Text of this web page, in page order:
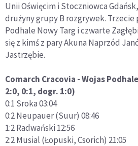
Unii Oświęcim i Stoczniowca
drużyny grupy B rozgrywek. Trzecie
Podhale Nowy Targ i czwarte
się z kimś z pary Akuna Naprzód
Jastrzębie.
Comarch Cracovia - Wojas
2:0, 0:1, dogr. 1:0)
0:1 Sroka 03:04
0:2 Neupauer (Suur) 08:46
1:2 Radwański 12:56
2:2 Musial (Łopuski, Csorich) 21:05